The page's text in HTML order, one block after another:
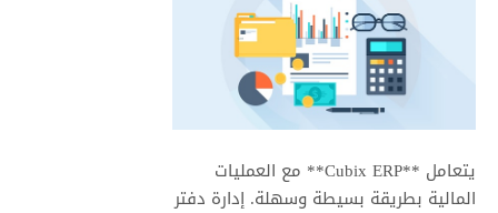
يتعامل **Cubix ERP** مع العمليات
المالية بطريقة بسيطة وسهلة. إدارة دفتر